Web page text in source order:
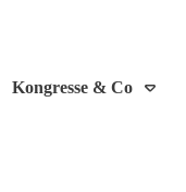
Kongresse & Co